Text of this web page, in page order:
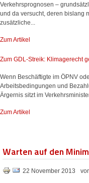
Verkehrsprognosen –
und da versucht, deren bislang
zusätzliche...
Zum Artikel
Zum GDL-Streik: Klimagerecht
Wenn Beschäftigte im ÖPNV
Arbeitsbedingungen und
Ärgernis sitzt im
Zum Artikel
Warten auf den
22 November 2013